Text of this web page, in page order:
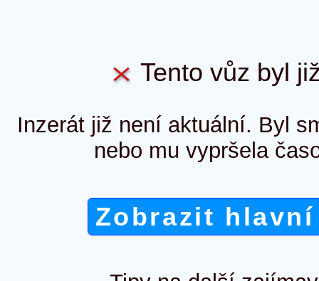
Tento vůz byl
Inzerát již není aktuální. Byl
nebo mu vypršela
Zobrazit